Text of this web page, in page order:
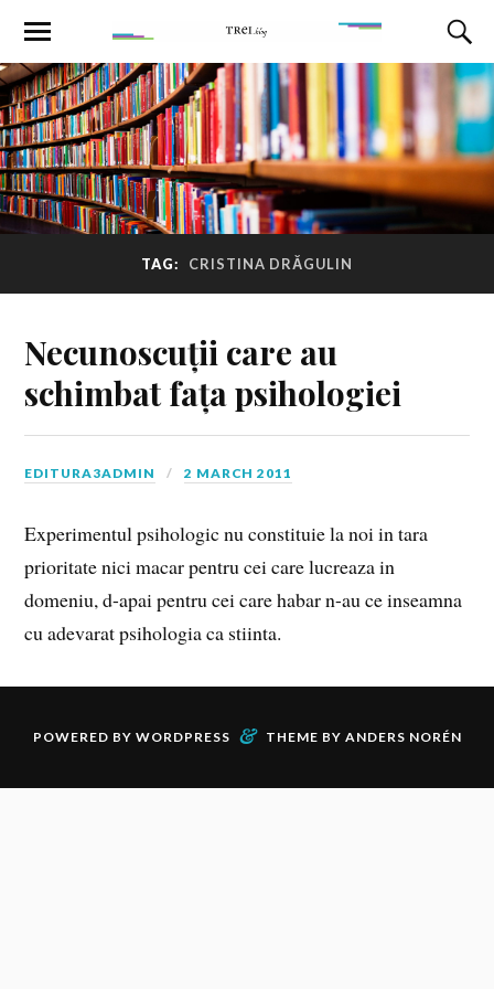
TAG: CRISTINA DRĂGULIN
Necunoscuții care au
schimbat fața psihologiei
EDITURA3ADMIN 2 MARCH 2011
Experimentul psihologic nu constituie la noi in tara
prioritate nici macar pentru cei care lucreaza in
domeniu, d-apai pentru cei care habar n-au ce inseamna
cu adevarat psihologia ca stiinta.
POWERED BY WORDPRESS & THEME BY ANDERS NORÉN